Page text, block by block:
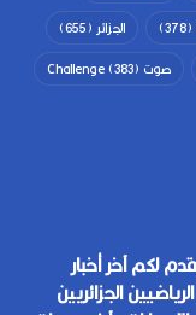
(378) الجزائر (655)
صوت Challenge (383)
لكم آخر أخبار
الجزائريين